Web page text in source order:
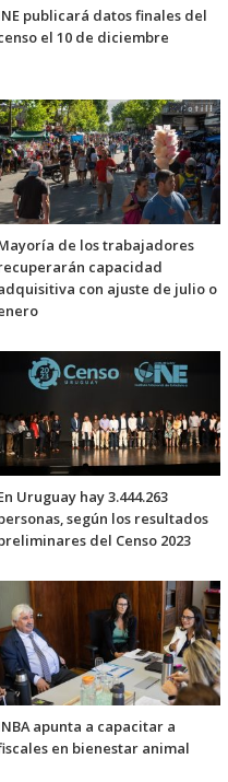
publicará datos finales del
el 10 de diciembre
de los trabajadores
capacidad
con ajuste de julio o
Uruguay hay 3.444.263
según los resultados
del Censo 2023
apunta a capacitar a
en bienestar animal